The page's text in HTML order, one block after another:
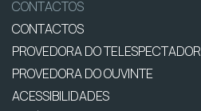
CONTACTOS
CONTACTOS
PROVEDORA DO TELESPECTADOR
PROVEDORA DO OUVINTE
ACESSIBILIDADES